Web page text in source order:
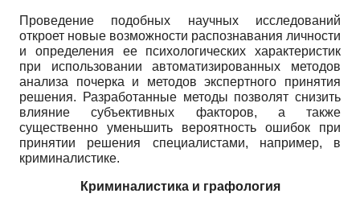
Проведение подобных научных исследований
откроет новые возможности распознавания личности
и определения ее психологических характеристик
при использовании автоматизированных методов
анализа почерка и методов экспертного принятия
решения. Разработанные методы позволят снизить
влияние субъективных факторов, а также
существенно уменьшить вероятность ошибок при
принятии решения специалистами, например, в
криминалистике.
Криминалистика и графология